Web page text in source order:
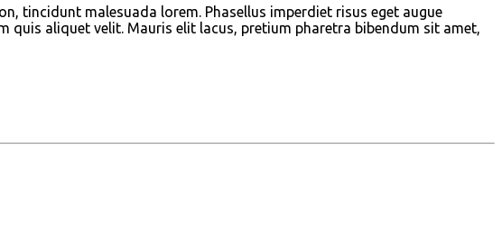
tincidunt malesuada lorem. Phasellus imperdiet risus eget augue
quis aliquet velit. Mauris elit lacus, pretium pharetra bibendum sit amet,